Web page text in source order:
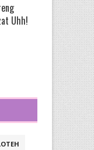
Uhh!